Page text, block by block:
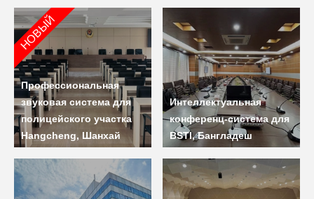
НОВЫЙ
Профессиональная
звуковая система для
полицейского участка
Hangcheng, Шанхай
Интеллектуальная
конференц-система для
BSTI, Бангладеш